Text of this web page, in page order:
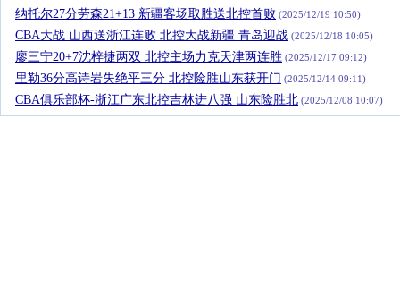
纳托尔27分劳森21+13 新疆客场取胜送北控首败 (2025/12/19 10:50)
CBA大战 山西送浙江连败 北控大战新疆 青岛迎战 (2025/12/18 10:05)
廖三宁20+7沈梓捷两双 北控主场力克天津两连胜 (2025/12/17 09:12)
里勒36分高诗岩失绝平三分 北控险胜山东获开门 (2025/12/14 09:11)
CBA俱乐部杯-浙江广东北控吉林进八强 山东险胜北 (2025/12/08 10:07)